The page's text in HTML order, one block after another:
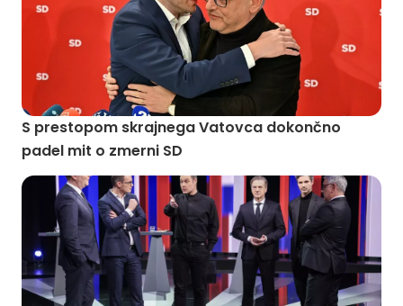
S prestopom skrajnega Vatovca dokončno
padel mit o zmerni SD